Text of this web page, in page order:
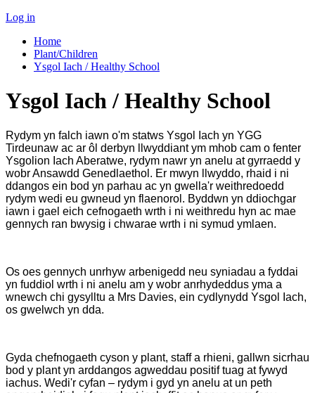
Log in
Home
Plant/Children
Ysgol Iach / Healthy School
Ysgol Iach / Healthy School
Rydym yn falch iawn o'm statws Ysgol Iach yn YGG
Tirdeunaw ac ar ôl derbyn llwyddiant ym mhob cam o fenter
Ysgolion Iach Aberatwe, rydym nawr yn anelu at gyrraedd y
wobr Ansawdd Genedlaethol. Er mwyn llwyddo, rhaid i ni
ddangos ein bod yn parhau ac yn gwella'r weithredoedd
rydym wedi eu gwneud yn flaenorol. Byddwn yn ddiochgar
iawn i gael eich cefnogaeth wrth i ni weithredu hyn ac mae
gennych ran bwysig i chwarae wrth i ni symud ymlaen.
Os oes gennych unrhyw arbenigedd neu syniadau a fyddai
yn fuddiol wrth i ni anelu am y wobr anrhydeddus yma a
wnewch chi gysylltu a Mrs Davies, ein cydlynydd Ysgol Iach,
os gwelwch yn dda.
Gyda chefnogaeth cyson y plant, staff a rhieni, gallwn sicrhau
bod y plant yn arddangos agweddau positif tuag at fywyd
iachus. Wedi'r cyfan – rydym i gyd yn anelu at un peth